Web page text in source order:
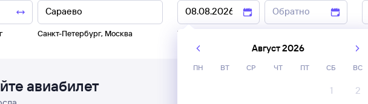
Санкт-Петербург, Москва 7 авг
авиабилет
Август 2026
ПН ВТ СР ЧТ ПТ СБ ВС
1 2